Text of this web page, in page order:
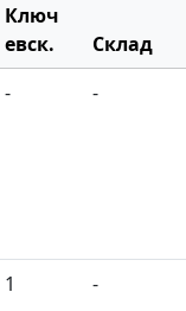
Ключ
евск.
Склад
- -
1 -